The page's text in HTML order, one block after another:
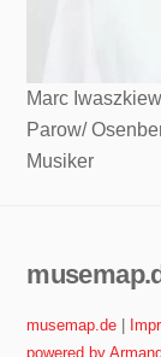
Marc
Parow/
Musiker
musemap.de
powered by